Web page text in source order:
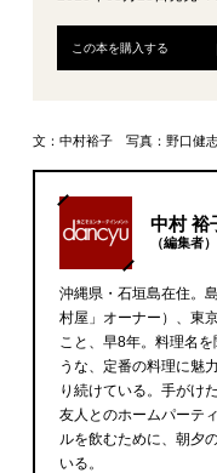
この本を購入する
文：中村裕子 写真：野口健
中村 裕
（編集者）
沖縄県・石垣島在住。
村屋」オーナー）、東
こと、早8年。料理名
うな、定番の料理に魅
り続けている。手がけ
友人とのホームパーテ
ルを飲むために、朝夕
いる。